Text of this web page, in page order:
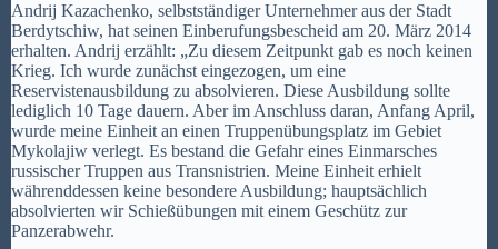
Andrij Kazachenko, selbstständiger Unternehmer aus der Stadt
Berdytschiw, hat seinen Einberufungsbescheid am 20. März 2014
erhalten. Andrij erzählt: „Zu diesem Zeitpunkt gab es noch keinen
Krieg. Ich wurde zunächst eingezogen, um eine
Reservistenausbildung zu absolvieren. Diese Ausbildung sollte
lediglich 10 Tage dauern. Aber im Anschluss daran, Anfang April,
wurde meine Einheit an einen Truppenübungsplatz im Gebiet
Mykolajiw verlegt. Es bestand die Gefahr eines Einmarsches
russischer Truppen aus Transnistrien. Meine Einheit erhielt
währenddessen keine besondere Ausbildung; hauptsächlich
absolvierten wir Schießübungen mit einem Geschütz zur
Panzerabwehr.